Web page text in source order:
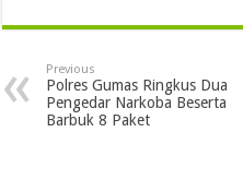
Previous
Polres Gumas Ringkus Dua
Pengedar Narkoba Beserta
Barbuk 8 Paket